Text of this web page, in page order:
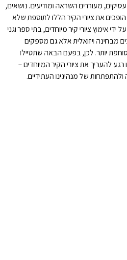
מעוררים השראה ומודיעים. נושאים,
את ציורי הקיר הללו לתוספת שלא
אימוץ ציורי קיר מיוחדים, בתי ספר וגני
מבחינה ויזואלית אלא גם מספקים
יותר. לכן, בפעם הבאה שתטיילו
להעריך את ציורי הקיר המיוחדים –
של מנהיגינו העתידיים.